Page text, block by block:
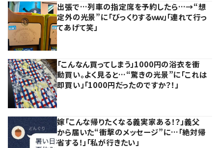
出張で…列車の指定席を予約したら…→“想
定外の光景”に「びっくりするｗｗ」「連れて行っ
てあげて笑」
「こんなん買ってしまう」1000円の浴衣を衝
動買い。よく見ると…“驚きの光景”に「これは
即買い」「1000円だったのですか？！」
嫁「こんな帰りたくなる義実家ある！？」義父
から届いた“衝撃のメッセージ”に…「絶対帰
省する！」「私が行きたい」